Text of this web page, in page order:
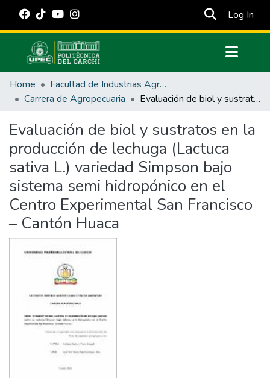
Log In
Communities & Collections
All of DSpace
Estadísticas Externas
Manuales
Home
Facultad de Industrias Agropecuarias y Ciencias Ambientales
Carrera de Agropecuaria
Evaluación de biol y sustratos en la producción de lechuga (Lactuca sativa L.) variedad Simpson bajo sistema semi hidropónico en el Centro Experimental San Francisco – Cantón Huaca
Evaluación de biol y sustratos en la
producción de lechuga (Lactuca
sativa L.) variedad Simpson bajo
sistema semi hidropónico en el
Centro Experimental San Francisco
– Cantón Huaca